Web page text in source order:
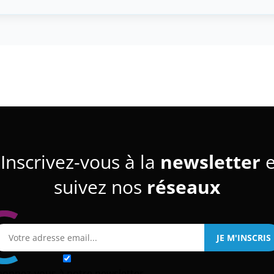
Inscrivez-vous à la newsletter
suivez nos réseaux